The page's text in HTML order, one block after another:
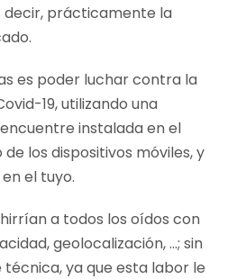
decir, prácticamente la
es poder luchar contra la
19, utilizando una
instalada en el
los dispositivos móviles, y
el tuyo.
a todos los oídos con
geolocalización, …; sin
ya que esta labor le